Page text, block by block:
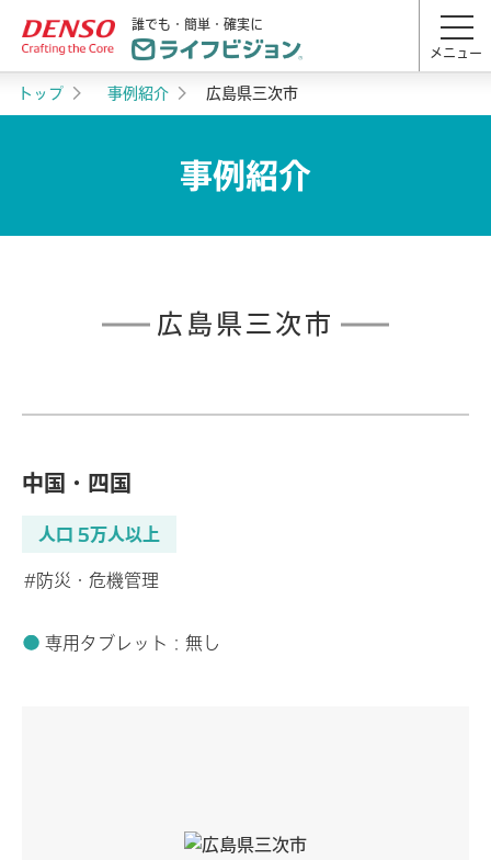
誰でも・簡単・確実に
メニュー
トップ 事例紹介 広島県三次市
事例紹介
広島県三次市
中国・四国
人口 5万人以上
#防災・危機管理
専用タブレット：無し